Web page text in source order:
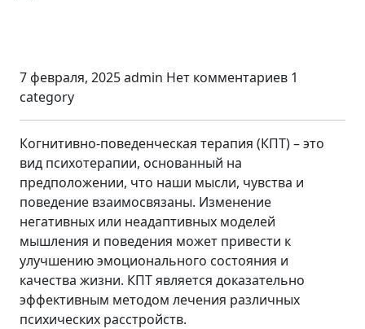
7 февраля, 2025admin Нет комментариев 1
category
Когнитивно-поведенческая терапия (КПТ) – это
вид психотерапии, основанный на
предположении, что наши мысли, чувства и
поведение взаимосвязаны. Изменение
негативных или неадаптивных моделей
мышления и поведения может привести к
улучшению эмоционального состояния и
качества жизни. КПТ является доказательно
эффективным методом лечения различных
психических расстройств.